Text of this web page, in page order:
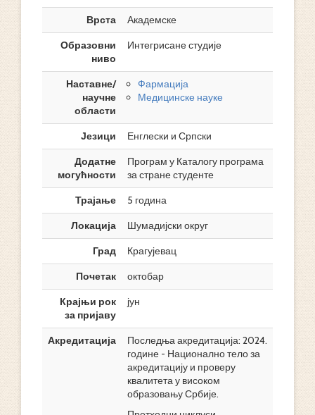
Врста
Академске
Образовни
ниво
Интегрисане студије
Наставне/
научне
области
Фармација
Медицинске науке
Језици
Енглески и Српски
Додатне
могућности
Програм у Каталогу програма
за стране студенте
Трајање
5 година
Локација
Шумадијски округ
Град
Крагујевац
Почетак
октобар
Крајњи рок
за пријаву
јун
Акредитација
Последња акредитација: 2024.
године - Национално тело за
акредитацију и проверу
квалитета у високом
образовању Србије.